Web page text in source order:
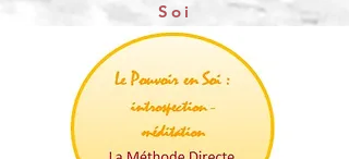
06 88 25 79 74 / email : contact
Soi